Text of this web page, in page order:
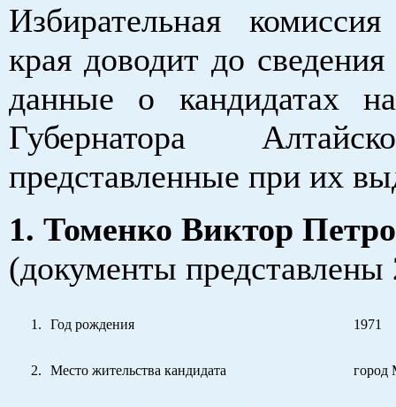
Избирательная
края доводит до сведения
данные о кандидатах
Губернатора
представленные при их
1. Томенко Виктор
(документы
Год рождения 1971
Место жительства кандидата город